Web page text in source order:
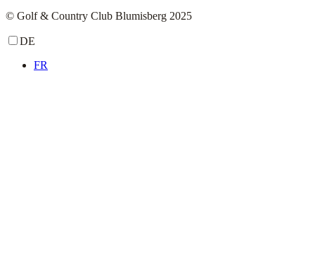
© Golf & Country Club Blumisberg 2025
DE
FR